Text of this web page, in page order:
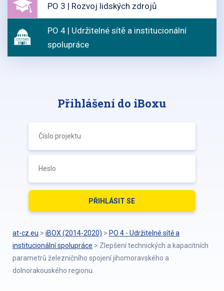
PO 3 | Rozvoj lidských zdrojů
PO 4 | Udržitelné sítě a institucionální
spolupráce
Přihlášení do iBoxu
at-cz.eu > iBOX (2014-2020) > PO 4 - Udržitelné sítě a
institucionální spolupráce > Zlepšení technických a kapacitních
parametrů železničního spojení jihomoravského a
dolnorakouského regionu.